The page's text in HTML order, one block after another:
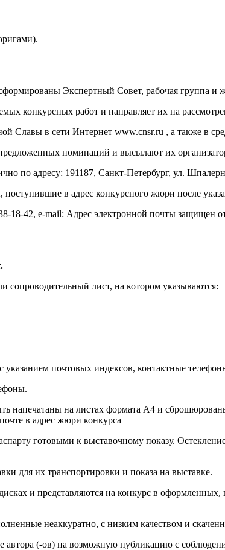
Экспертный Совет, рабочая группа и
конкурсных работ и направляет их на
Славы в сети Интернет www.cnsr.ru , а также в
номинаций и высылают их
по адресу: 191187, Санкт-Петербург, ул.
в адрес конкурсного жюри после
18-42, e-mail: Адрес электронной почты защищен
сопроводительный лист, на котором указываются:
почтовых индексов, контактные
напечатаны на листах формата А4 и
в адрес жюри конкурса
готовыми к выставочному показу.
для их транспортировки и показа на выставке.
и представляются на конкурс в оформленных,
неаккуратно, с низким качеством и
автора (-ов) на возможную публикацию с